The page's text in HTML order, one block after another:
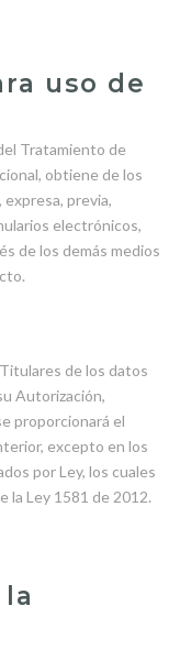
uso de
Tratamiento de
obtiene de los
previa,
electrónicos,
de los demás medios
de los datos
Autorización,
proporcionará el
excepto en los
por Ley, los cuales
la Ley 1581 de 2012.